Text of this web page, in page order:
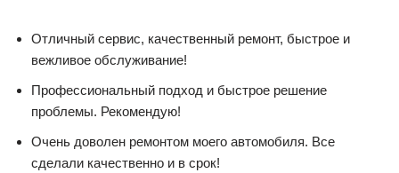
Отличный сервис, качественный ремонт, быстрое и
вежливое обслуживание!
Профессиональный подход и быстрое решение
проблемы. Рекомендую!
Очень доволен ремонтом моего автомобиля. Все
сделали качественно и в срок!